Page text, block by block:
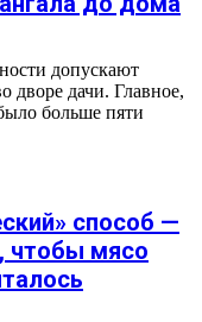
допускают
дворе дачи. Главное,
больше пяти
способ —
чтобы мясо